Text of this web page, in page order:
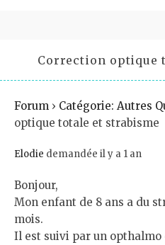
Correction optique
Forum › Catégorie: Autres
optique totale et strabisme
Elodie demandée il y a 1 an
Bonjour,
Mon enfant de 8 ans a du
mois.
Il est suivi par un